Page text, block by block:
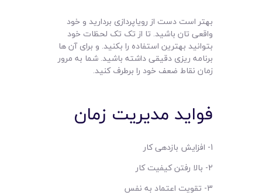
بهتر است دست از رویاپردازی بردارید و خود
واقعی تان باشید. تا از تک تک لحظات خود
بتوانید بهترین استفاده را بکنید. و برای آن ها
برنامه ریزی دقیقی داشته باشید. شما به مرور
زمان نقاط ضعف خود را برطرف کنید.
فواید مدیریت زمان
1- افزایش بازدهی کار
2- بالا رفتن کیفیت کار
3- تقویت اعتماد به نفس